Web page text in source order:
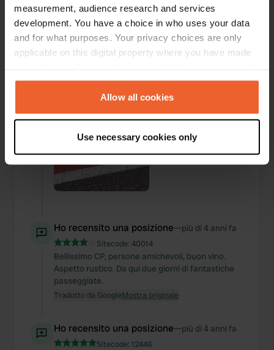
measurement, audience research and services
development. You have a choice in who uses your data
and for what purposes. Your privacy choices are only
applicable on this digital property where you have made
any time from the Cookie Declaration or by clicking on
the Privacy trigger icon.
Collect information about your geographical location
which can be accurate to within several meters
Identify your device by actively scanning it for
specific characteristics (fingerprinting)
We use cookies to personalise content and ads, to
provide social media features and to analyse our traffic.
We also share information about your use of our site with
our social media, advertising and analytics partners who
of their services.
Allow all cookies
Use necessary cookies only
Aggiunta una foto a una
posizione
più di 4 anni
fa
Ho recensito una posizione—più di 4 anni fa
Sitecode: 40014
Bellissimo CP, persone amichevoli, buon vino.
Aspetto rustico. Da qui due giorni di fantastiche
passeggiate.
Tradotto da GoogleMostra originale
Ho recensito una posizione—più di 4 anni fa
Sitecode: 12446